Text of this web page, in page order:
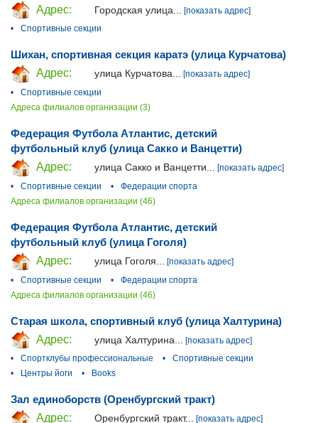
Адрес:
Городская улица...
[показать адрес]
•
Спортивные секции
Шихан, спортивная секция каратэ (улица Курчатова)
Адрес:
улица Курчатова... [показать адрес]
•
Спортивные секции
Адреса филиалов организации (3)
Федерация Футбола Атлантис, детский
футбольный клуб (улица Сакко и Ванцетти)
Адрес:
улица Сакко и Ванцетти...
[показать адрес]
•
Спортивные секции •
Федерации спорта
Адреса филиалов организации (46)
Федерация Футбола Атлантис, детский
футбольный клуб (улица Гоголя)
Адрес:
улица Гоголя...
[показать адрес]
•
Спортивные секции •
Федерации спорта
Адреса филиалов организации (46)
Старая школа, спортивный клуб (улица Халтурина)
Адрес:
улица Халтурина...
[показать адрес]
•
Спортклубы профессиональные •
Спортивные секции
•
Центры йоги • Books
Зал единоборств (Оренбургский тракт)
Адрес:
Оренбургский тракт... [показать адрес]